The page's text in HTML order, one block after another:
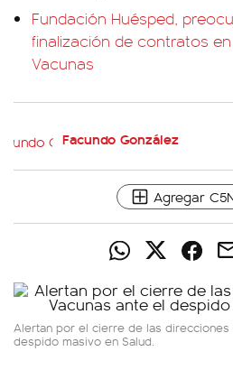
Fundación Huésped,
finalización de contratos
Vacunas
Facundo González
Agregar
Alertan por el cierre de las direcciones
despido masivo en Salud.